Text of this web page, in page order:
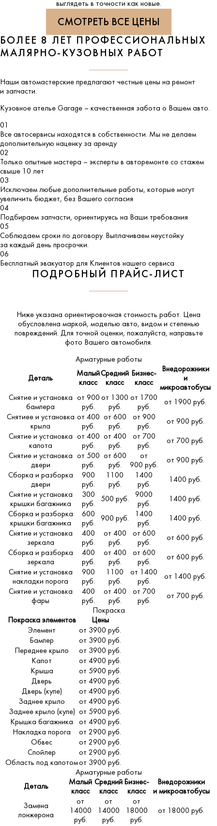
выглядеть в точности как новые.
СМОТРЕТЬ ВСЕ ЦЕНЫ
БОЛЕЕ 8 ЛЕТ ПРОФЕССИОНАЛЬНЫХ
МАЛЯРНО-КУЗОВНЫХ РАБОТ
Наши автомастерские предлагают честные цены на ремонт
и запчасти.
Кузовное ателье Garage – качественная забота о Вашем авто.
01
Все автосервисы находятся в собственности. Мы не делаем
дополнительную наценку за аренду
02
Только опытные мастера – эксперты в авторемонте со стажем
свыше 10 лет
03
Исключаем любые дополнительные работы, которые могут
увеличить бюджет, без Вашего согласия
04
Подбираем запчасти, ориентируясь на Ваши требования
05
Соблюдаем сроки по договору. Выплачиваем неустойку
за каждый день просрочки.
06
Бесплатный эвакуатор для Клиентов нашего сервиса
ПОДРОБНЫЙ ПРАЙС-ЛИСТ
Ниже указана ориентировочная стоимость работ. Цена
обусловлена маркой, моделью авто, видом и степенью
повреждений. Для точной оценки, пожалуйста, направьте
фото Вашего автомобиля.
Арматурные работы
Деталь
Малый
класс
Средний
класс
Бизнес-
класс
Внедорожники
и
микроавтобусы
Снятие и установка
бампера
от 900
руб.
от 1300
руб.
от 1700
руб.
от 1900 руб.
Снятиее и установка
крыла
от 400
руб.
от 600
руб.
от 900
руб.
от 900 руб.
Снятие и установка
капота
от 400
руб.
от 400
руб.
от 700
руб.
от 700 руб.
Снятие и установка
двери
от 500
руб.
от 600
руб.
от
900 руб.
от 900 руб.
Сборка и разборка
двери
900
руб.
1100
руб.
1400
руб.
1400 руб.
Снятие и установка
крышки багажника
300
руб.
500 руб.
9000
руб.
1400 руб.
Сборка и разборка
крышки багажника
600
руб.
900 руб.
1400
руб.
1400 руб.
Снятие и установка
зеркала
400
руб.
от 400
руб.
от 600
руб.
от 600 руб.
Сборка и разборка
зеркала
400
руб.
от 400
руб.
от 600
руб.
от 600 руб.
Снятие и установка
накладки порога
900
руб.
1100
руб.
от 1400
руб.
от 1400 руб.
Снятие и установка
фары
400
руб.
от 400
руб.
от 700
руб.
от 700 руб.
Покраска
Покраска элементов
Цены
Элемент
от 3900 руб.
Бампер
от 3900 руб.
Переднее крыло
от 3900 руб.
Капот
от 4900 руб.
Крыша
от 5900 руб.
Дверь
от 4900 руб.
Дверь (купе)
от 4900 руб.
Заднее крыло
от 4900 руб.
Заднее крыло (купе) от 5900 руб.
Крышка багажника
от 4900 руб.
Накладка порога
от 2900 руб.
Обвес
от 2900 руб.
Спойлер
от 2900 руб.
Область под капотомот 3900 руб.
Арматурные работы
Деталь
Малый
класс
Средний
класс
Бизнес-
класс
Внедорожники
и микроавтобусы
Замена
лонжерона
от
14000
руб.
от
14000
руб.
от
18000
руб.
от 18000 руб.